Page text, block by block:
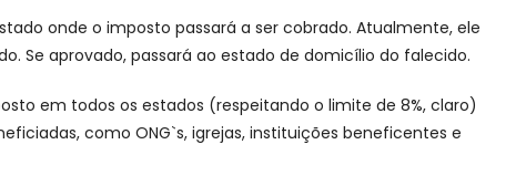
onde o imposto passará a ser cobrado. Atualmente, ele
Se aprovado, passará ao estado de domicílio do falecido.
em todos os estados (respeitando o limite de 8%, claro)
como ONG`s, igrejas, instituições beneficentes e